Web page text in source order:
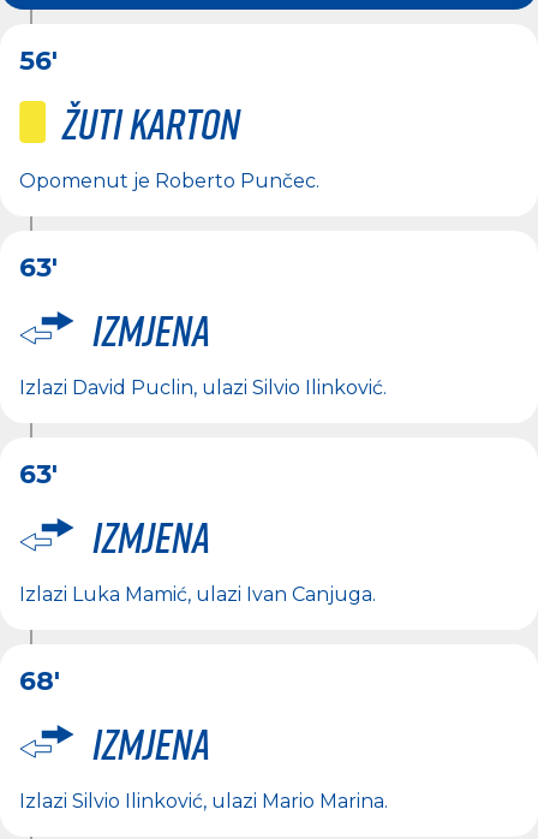
56'
Žuti karton
Opomenut je Roberto Punčec.
63'
Izmjena
Izlazi David Puclin, ulazi Silvio Ilinković.
63'
Izmjena
Izlazi Luka Mamić, ulazi Ivan Canjuga.
68'
Izmjena
Izlazi Silvio Ilinković, ulazi Mario Marina.